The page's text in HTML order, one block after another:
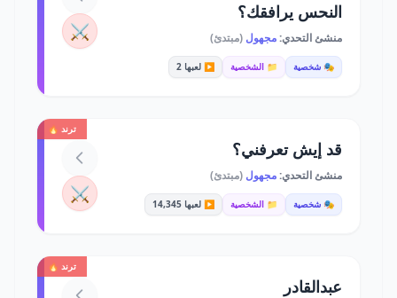
النحس يرافقك؟
منشئ التحدي:مجهول (مبتدئ)
🎭 شخصية 📁 الشخصية ▶️ لعبها 2
⚔️
ترند 🔥
قد إيش تعرفني؟
منشئ التحدي:مجهول (مبتدئ)
🎭 شخصية 📁 الشخصية ▶️ لعبها 14,345 ⚔️
ترند 🔥
عبدالقادر